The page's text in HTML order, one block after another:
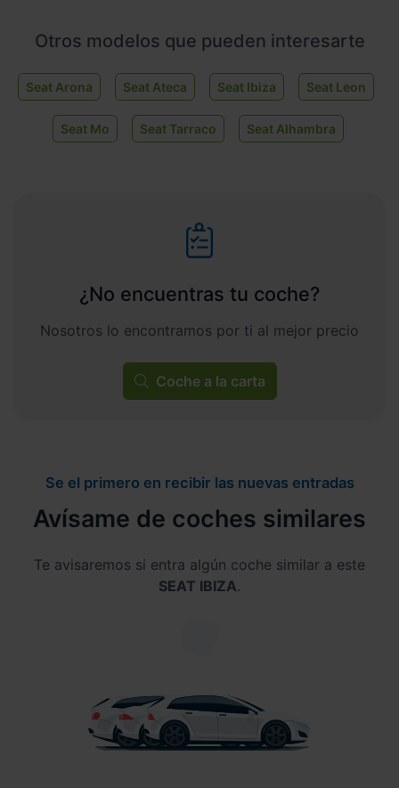
Otros modelos que pueden interesarte
Seat Arona Seat Ateca Seat Ibiza Seat Leon
Seat Mo Seat Tarraco Seat Alhambra
¿No encuentras tu coche?
Nosotros lo encontramos por ti al mejor precio
Coche a la carta
Se el primero en recibir las nuevas entradas
Avísame de coches similares
Te avisaremos si entra algún coche similar a este
SEAT IBIZA.